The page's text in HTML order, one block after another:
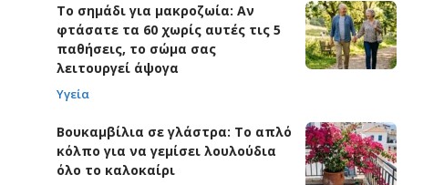
Το σημάδι για μακροζωία: Αν
φτάσατε τα 60 χωρίς αυτές τις 5
παθήσεις, το σώμα σας
λειτουργεί άψογα
Υγεία
Βουκαμβίλια σε γλάστρα: Το απλό
κόλπο για να γεμίσει λουλούδια
όλο το καλοκαίρι